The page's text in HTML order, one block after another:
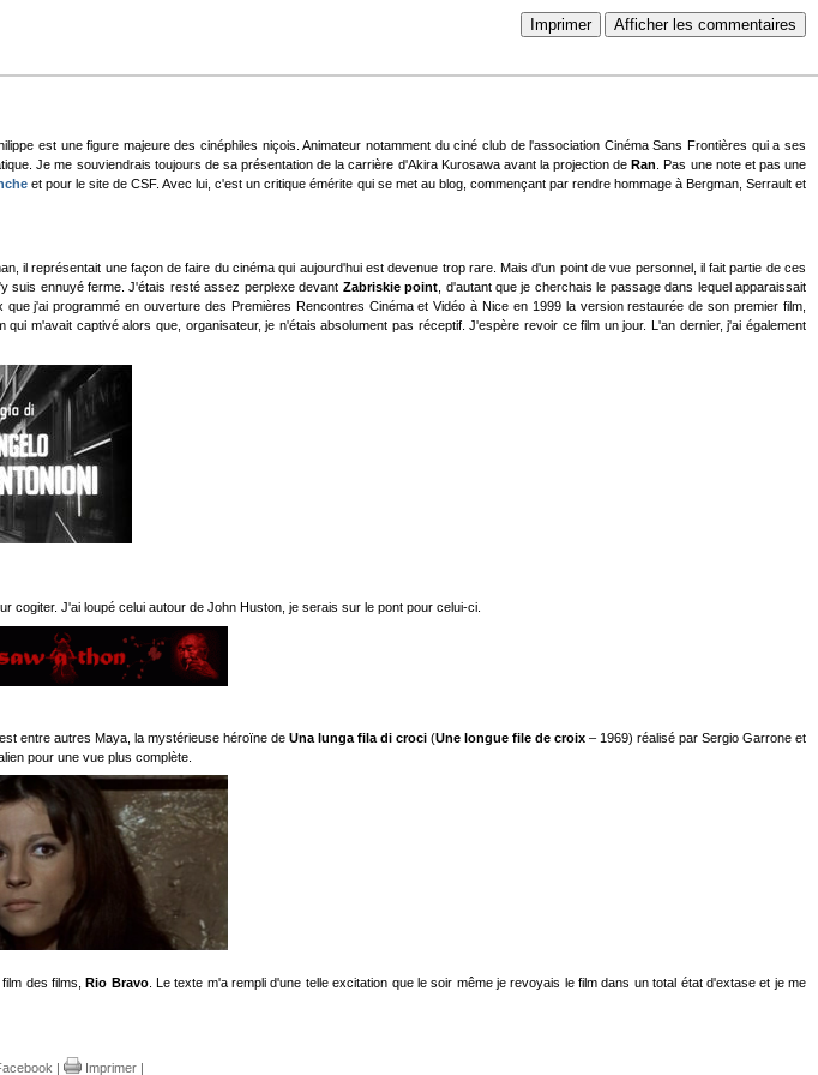
Imprimer Afficher les commentaires
est une figure majeure des cinéphiles niçois. Animateur notamment du ciné club de l'association Cinéma Sans Frontières qui a ses
Je me souviendrais toujours de sa présentation de la carrière d'Akira Kurosawa avant la projection deRan . Pas une note et pas une
et pour le site de CSF. Avec lui, c'est un critique émérite qui se met au blog, commençant par rendre hommage à Bergman, Serrault et
il représentait une façon de faire du cinéma qui aujourd'hui est devenue trop rare. Mais d'un point de vue personnel, il fait partie de ces
suis ennuyé ferme. J'étais resté assez perplexe devant Zabriskie point , d'autant que je cherchais le passage dans lequel apparaissait
j'ai programmé en ouverture des Premières Rencontres Cinéma et Vidéo à Nice en 1999 la version restaurée de son premier film,
m'avait captivé alors que, organisateur, je n'étais absolument pas réceptif. J'espère revoir ce film un jour. L'an dernier, j'ai également
cogiter. J'ai loupé celui autour de John Huston, je serais sur le pont pour celui-ci.
entre autres Maya, la mystérieuse héroïne de Una lunga fila di croci (Une longue file de croix – 1969) réalisé par Sergio Garrone et
pour une vue plus complète.
film des films,Rio Bravo. Le texte m'a rempli d'une telle excitation que le soir même je revoyais le film dans un total état d'extase et je me
| Imprimer |